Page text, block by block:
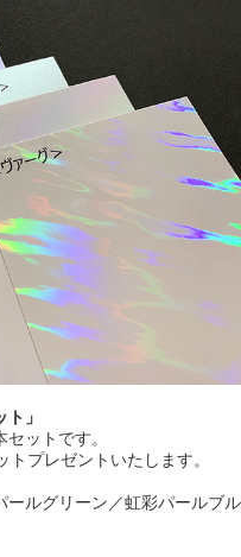
」
ットです。
プレゼントいたします。
ールグリーン／虹彩パールブル